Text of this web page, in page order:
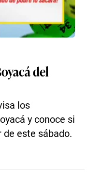
del
los
y conoce si
este sábado.